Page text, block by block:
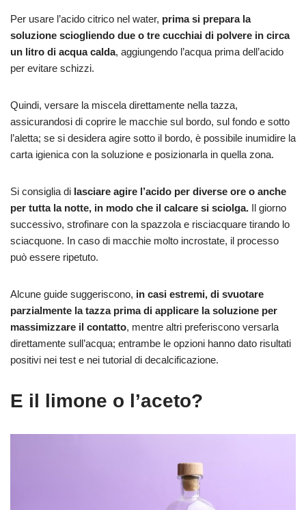
Per usare l’acido citrico nel water, prima si prepara la
soluzione sciogliendo due o tre cucchiai di polvere in circa
un litro di acqua calda, aggiungendo l’acqua prima dell’acido
per evitare schizzi.
Quindi, versare la miscela direttamente nella tazza,
assicurandosi di coprire le macchie sul bordo, sul fondo e sotto
l’aletta; se si desidera agire sotto il bordo, è possibile inumidire la
carta igienica con la soluzione e posizionarla in quella zona.
Si consiglia di lasciare agire l’acido per diverse ore o anche
per tutta la notte, in modo che il calcare si sciolga. Il giorno
successivo, strofinare con la spazzola e risciacquare tirando lo
sciacquone. In caso di macchie molto incrostate, il processo
può essere ripetuto.
Alcune guide suggeriscono, in casi estremi, di svuotare
parzialmente la tazza prima di applicare la soluzione per
massimizzare il contatto, mentre altri preferiscono versarla
direttamente sull’acqua; entrambe le opzioni hanno dato risultati
positivi nei test e nei tutorial di decalcificazione.
E il limone o l’aceto?